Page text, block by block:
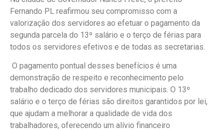
Fernando PL reafirmou seu compromisso com a
valorização dos servidores ao efetuar o pagamento da
segunda parcela do 13º salário e o terço de férias para
todos os servidores efetivos e de todas as secretarias.
O pagamento pontual desses benefícios é uma
demonstração de respeito e reconhecimento pelo
trabalho dedicado dos servidores municipais. O 13º
salário e o terço de férias são direitos garantidos por lei,
que ajudam a melhorar a qualidade de vida dos
trabalhadores, oferecendo um alívio financeiro